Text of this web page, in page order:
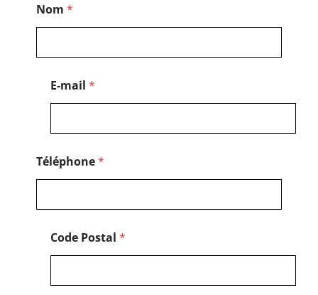
Nom *
E-mail *
Téléphone*
Code Postal *